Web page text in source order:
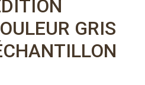
GRIS